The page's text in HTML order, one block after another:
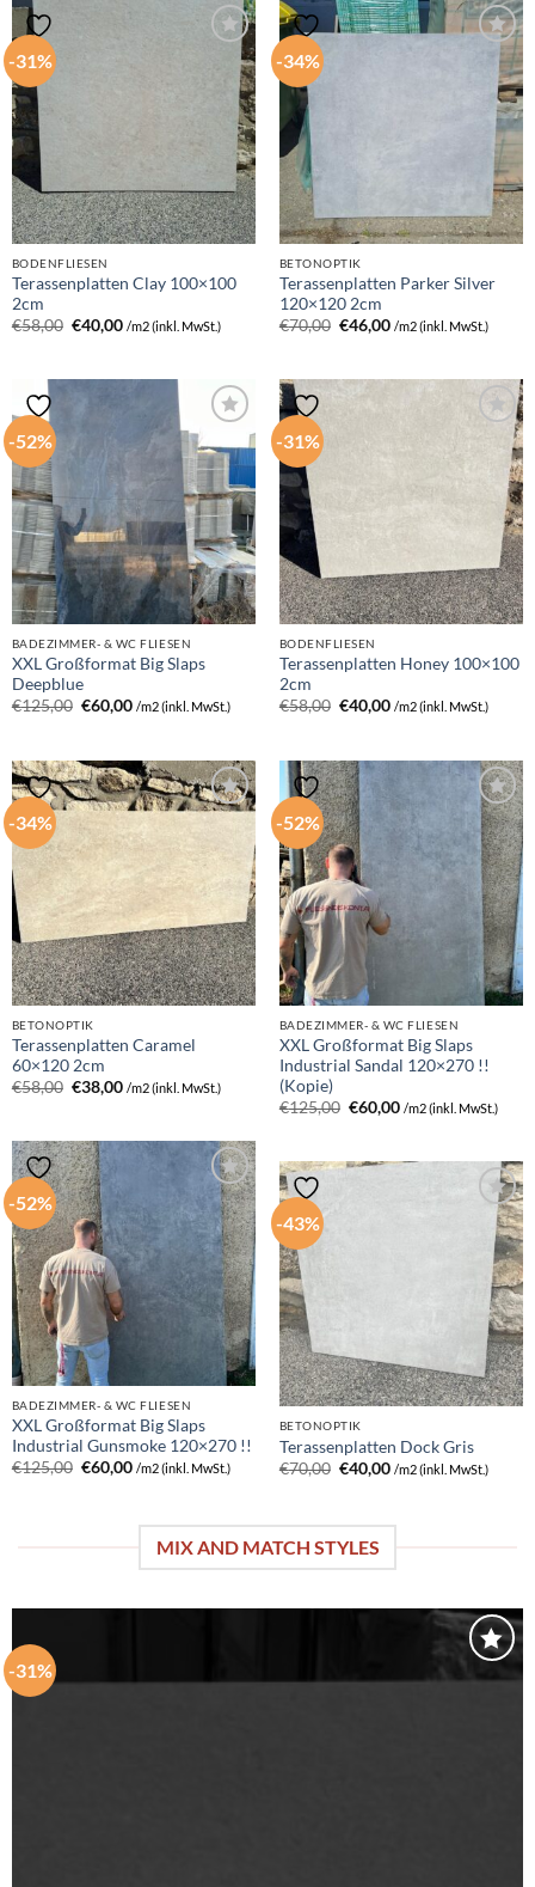
-31%
BODENFLIESEN
Terassenplatten Clay 100×100
2cm
€58,00 Ursprünglicher
Preis
€40,00Aktueller
Preis
/m2 (inkl. MwSt.)
-34%
BETONOPTIK
Terassenplatten Parker Silver
120×120 2cm
€70,00 Ursprünglicher
Preis
€46,00Aktueller
Preis
/m2 (inkl. MwSt.)
-52%
BADEZIMMER- & WC FLIESEN
XXL Großformat Big Slaps
Deepblue
€125,00 Ursprünglicher
Preis
€60,00Aktueller
Preis
/m2 (inkl. MwSt.)
-31%
BODENFLIESEN
Terassenplatten Honey 100×100
2cm
€58,00 Ursprünglicher
Preis
€40,00Aktueller
Preis
/m2 (inkl. MwSt.)
-34%
BETONOPTIK
Terassenplatten Caramel
60×120 2cm
€58,00 Ursprünglicher
Preis
€38,00Aktueller
Preis
/m2 (inkl. MwSt.)
-52%
BADEZIMMER- & WC FLIESEN
XXL Großformat Big Slaps
Industrial Sandal 120×270 !!
(Kopie)
€125,00 Ursprünglicher
Preis
€60,00Aktueller
Preis
/m2 (inkl. MwSt.)
-52%
BADEZIMMER- & WC FLIESEN
XXL Großformat Big Slaps
Industrial Gunsmoke 120×270 !!
€125,00 Ursprünglicher
Preis
€60,00Aktueller
Preis
/m2 (inkl. MwSt.)
-43%
BETONOPTIK
Terassenplatten Dock Gris
€70,00 Ursprünglicher
Preis
€40,00Aktueller
Preis
/m2 (inkl. MwSt.)
MIX AND MATCH STYLES
-31%
Speichern